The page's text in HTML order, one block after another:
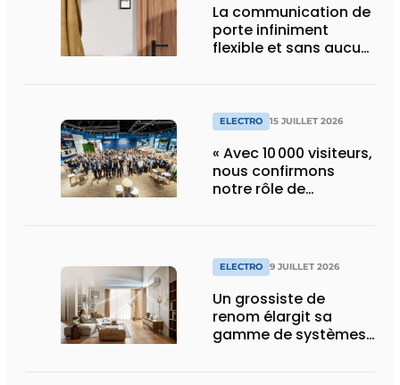
La communication de
porte infiniment
flexible et sans aucun
ELECTRO 15 JUILLET 2026
« Avec 10 000 visiteurs,
nous confirmons
notre rôle de
ELECTRO 9 JUILLET 2026
Un grossiste de
renom élargit sa
gamme de systèmes